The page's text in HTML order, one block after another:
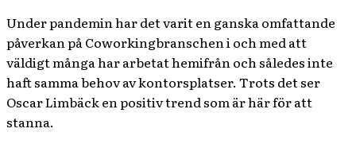
Under pandemin har det varit en ganska omfattande
påverkan på Coworkingbranschen i och med att
väldigt många har arbetat hemifrån och således inte
haft samma behov av kontorsplatser. Trots det ser
Oscar Limbäck en positiv trend som är här för att
stanna.